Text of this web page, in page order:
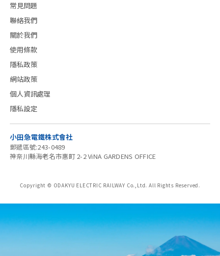
常見問題
聯絡我們
關於我們
使用條款
隱私政策
網站政策
個人資訊處理
隱私設定
小田急電鐵株式會社
郵遞區號:243-0489
神奈川縣海老名市惠町 2-2 ViNA GARDENS OFFICE
Copyright © ODAKYU ELECTRIC RAILWAY Co.,Ltd. All Rights Reserved.